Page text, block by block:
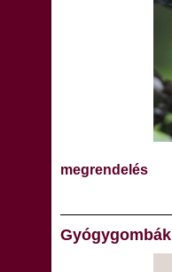
megrendelés
Gyógygombák